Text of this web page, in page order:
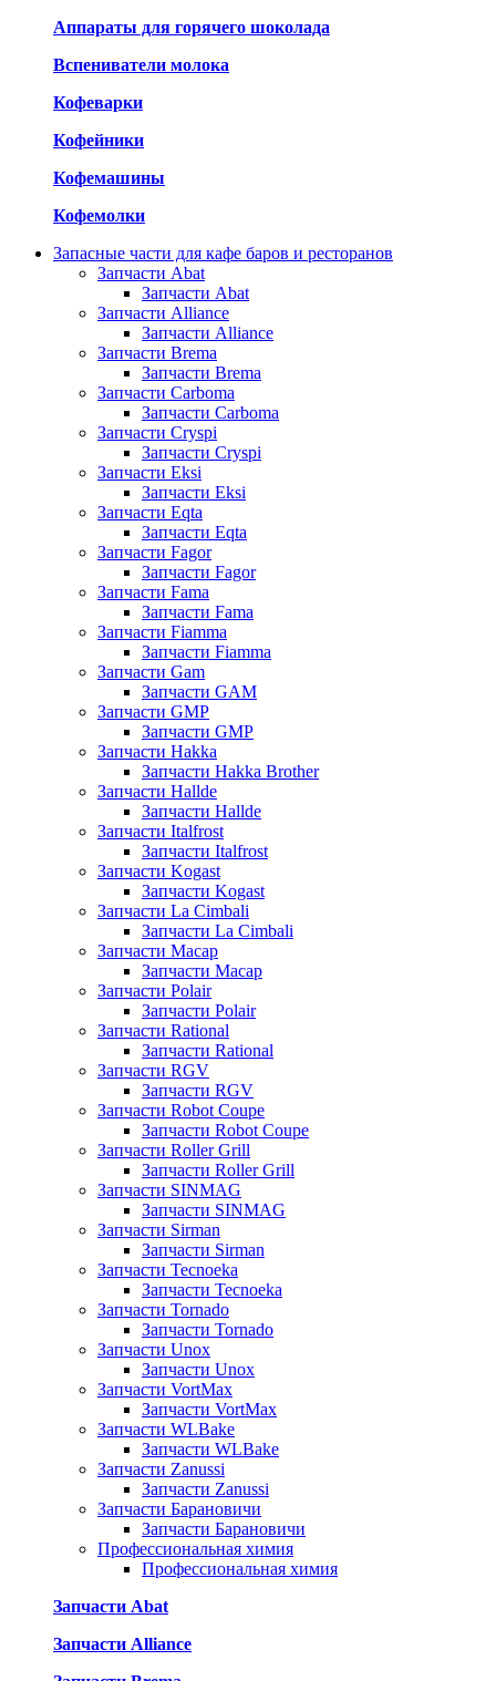
Аппараты для горячего шоколада
Вспениватели молока
Кофеварки
Кофейники
Кофемашины
Кофемолки
Запасные части для кафе баров и ресторанов
Запчасти Abat
Запчасти Abat
Запчасти Alliance
Запчасти Alliance
Запчасти Brema
Запчасти Brema
Запчасти Carboma
Запчасти Carboma
Запчасти Cryspi
Запчасти Cryspi
Запчасти Eksi
Запчасти Eksi
Запчасти Eqta
Запчасти Eqta
Запчасти Fagor
Запчасти Fagor
Запчасти Fama
Запчасти Fama
Запчасти Fiamma
Запчасти Fiamma
Запчасти Gam
Запчасти GAM
Запчасти GMP
Запчасти GMP
Запчасти Hakka
Запчасти Hakka Brother
Запчасти Hallde
Запчасти Hallde
Запчасти Italfrost
Запчасти Italfrost
Запчасти Kogast
Запчасти Kogast
Запчасти La Cimbali
Запчасти La Cimbali
Запчасти Macap
Запчасти Macap
Запчасти Polair
Запчасти Polair
Запчасти Rational
Запчасти Rational
Запчасти RGV
Запчасти RGV
Запчасти Robot Coupe
Запчасти Robot Coupe
Запчасти Roller Grill
Запчасти Roller Grill
Запчасти SINMAG
Запчасти SINMAG
Запчасти Sirman
Запчасти Sirman
Запчасти Tecnoeka
Запчасти Tecnoeka
Запчасти Tornado
Запчасти Tornado
Запчасти Unox
Запчасти Unox
Запчасти VortMax
Запчасти VortMax
Запчасти WLBake
Запчасти WLBake
Запчасти Zanussi
Запчасти Zanussi
Запчасти Барановичи
Запчасти Барановичи
Профессиональная химия
Профессиональная химия
Запчасти Abat
Запчасти Alliance